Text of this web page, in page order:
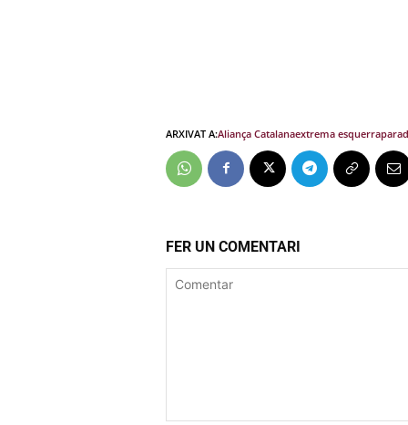
ARXIVAT A:Aliança Catalanaextrema esquerra
FER UN COMENTARI